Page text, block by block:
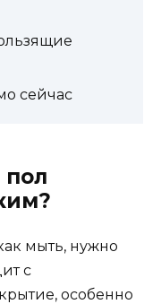
сейчас
мыть, нужно
с
особенно